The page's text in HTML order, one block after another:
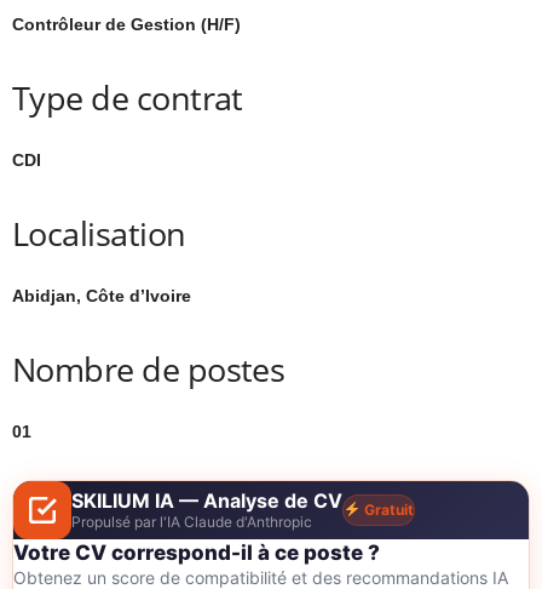
Contrôleur de Gestion (H/F)
Type de contrat
CDI
Localisation
Abidjan, Côte d’Ivoire
Nombre de postes
01
SKILIUM IA — Analyse de CV
Propulsé par l'IA Claude d'Anthropic
Gratuit
Votre CV correspond-il à ce poste ?
Obtenez un score de compatibilité et des recommandations IA